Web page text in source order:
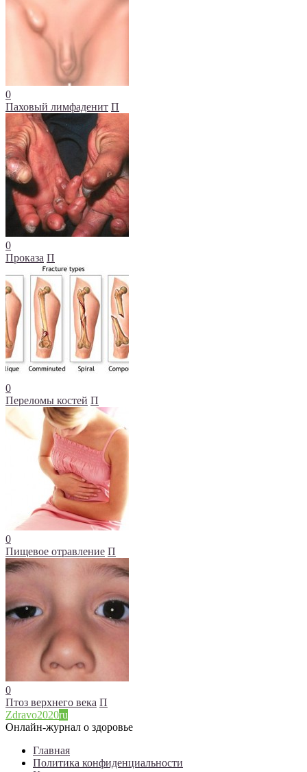
0
Паховый лимфаденит П
0
Проказа П
0
Переломы костей П
0
Пищевое отравление П
0
Птоз верхнего века П
Zdravo2020ru
Онлайн-журнал о здоровье
Главная
Политика конфиденциальности